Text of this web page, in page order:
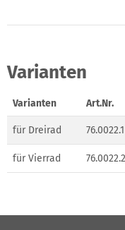
Varianten
Varianten Art.Nr.
für Dreirad 76.0022.1
für Vierrad 76.0022.2